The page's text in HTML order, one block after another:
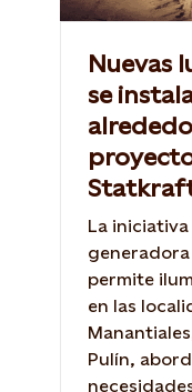
Nuevas
se
La
permite
en las
Pulín,